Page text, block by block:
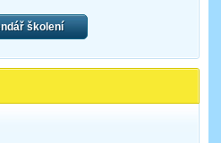
školení